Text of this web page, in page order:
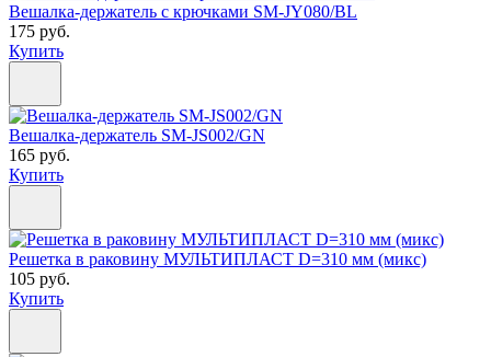
Вешалка-держатель с крючками SM-JY080/BL
175 руб.
Купить
Вешалка-держатель SM-JS002/GN
165 руб.
Купить
Решетка в раковину МУЛЬТИПЛАСТ D=310 мм (микс)
105 руб.
Купить